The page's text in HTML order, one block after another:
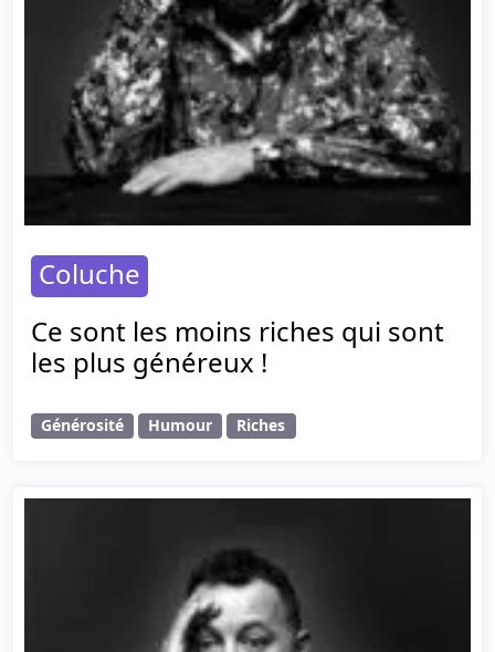
Coluche
Ce sont les moins riches qui sont
les plus généreux !
Générosité Humour Riches